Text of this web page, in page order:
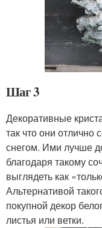
Шаг 3
Декоративные
так что они отлично
снегом. Ими лучше
благодаря такому
выглядеть как
Альтернативой
покупной декор
листья или ветки.